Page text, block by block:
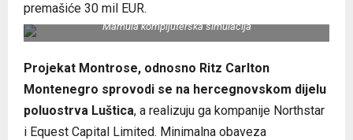
premašiće 30 mil EUR.
Mamula kompijuterska simulacija
Projekat Montrose, odnosno Ritz Carlton
Montenegro sprovodi se na hercegnovskom dijelu
poluostrva Luštica, a realizuju ga kompanije Northstar
i Equest Capital Limited. Minimalna obaveza